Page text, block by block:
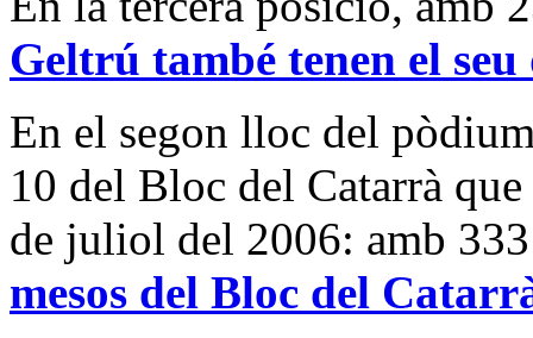
Geltrú també tenen el
En el segon lloc del
10 del Bloc del Catarrà
de juliol del 2006: amb
mesos del Bloc del